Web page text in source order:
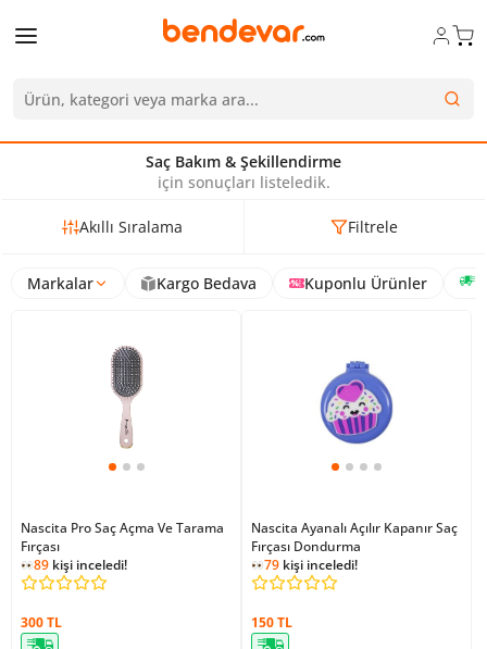
Saç Bakım & Şekillendirme
için sonuçları listeledik.
Akıllı Sıralama Filtrele
Markalar Kargo Bedava Kuponlu Ürünler
Nascita Pro Saç Açma Ve Tarama
Fırçası
89 kişi inceledi!
300 TL
Nascita Ayanalı Açılır Kapanır Saç
Fırçası Dondurma
79 kişi inceledi!
150 TL